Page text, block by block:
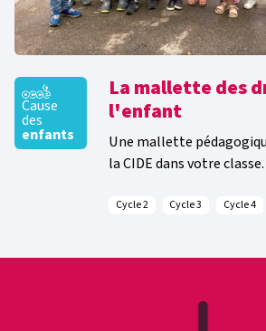
Cause
des
enfants
La mallette des
l'enfant
Une mallette
la CIDE dans votre classe.
Cycle 2 Cycle 3 Cycle 4